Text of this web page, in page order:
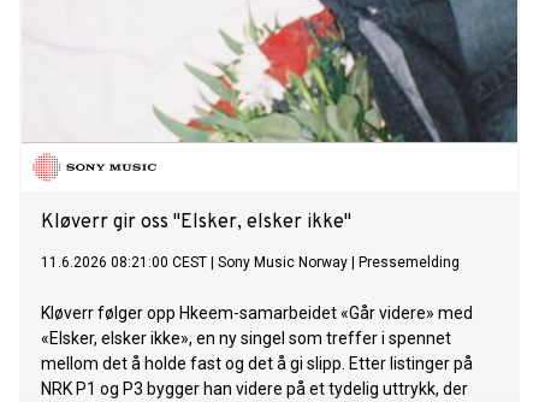
Kløverr gir oss "Elsker, elsker ikke"
11.6.2026 08:21:00 CEST Sony Music Norway Pressemelding
Kløverr følger opp Hkeem-samarbeidet «Går videre» med
«Elsker, elsker ikke», en ny singel som treffer i spennet
mellom det å holde fast og det å gi slipp. Etter listinger på
NRK P1 og P3 bygger han videre på et tydelig uttrykk, der